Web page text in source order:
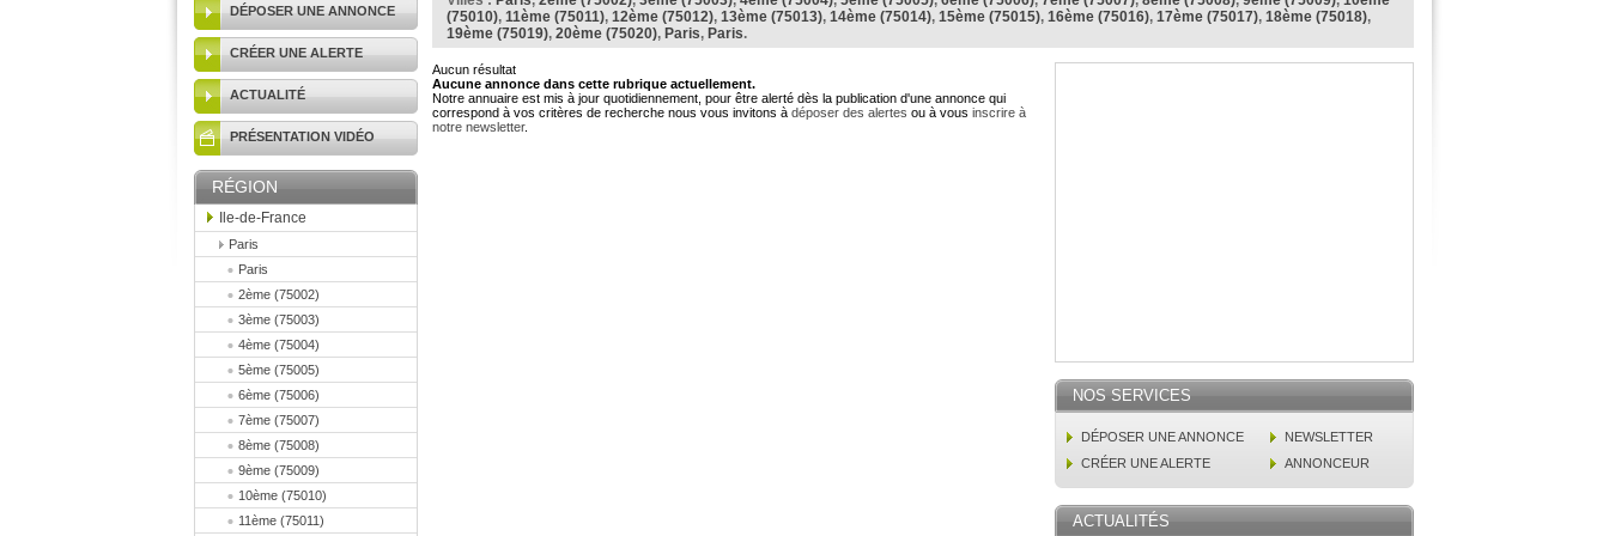
DÉPOSER UNE ANNONCE
CRÉER UNE ALERTE
ACTUALITÉ
PRÉSENTATION VIDÉO
RÉGION
Ile-de-France
Paris
Paris
2ème (75002)
3ème (75003)
4ème (75004)
5ème (75005)
6ème (75006)
7ème (75007)
8ème (75008)
9ème (75009)
10ème (75010)
11ème (75011)
(75010), 11ème (75011), 12ème (75012), 13ème (75013), 14ème (75014), 15ème (75015), 16ème (75016), 17ème (75017), 18ème (75018),
19ème (75019), 20ème (75020), Paris, Paris.
Aucun résultat
Aucune annonce dans cette rubrique actuellement.
Notre annuaire est mis à jour quotidiennement, pour être alerté dès la publication d'une annonce qui
correspond à vos critères de recherche nous vous invitons à déposer des alertes ou à vous inscrire à
notre newsletter.
NOS SERVICES
DÉPOSER UNE ANNONCE
NEWSLETTER
CRÉER UNE ALERTE
ANNONCEUR
ACTUALITÉS